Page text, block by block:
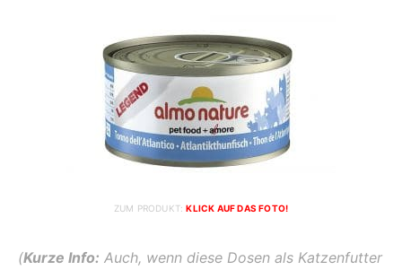
ZUM PRODUKT:KLICK AUF DAS FOTO!
(Kurze Info: Auch, wenn diese Dosen als Katzenfutter